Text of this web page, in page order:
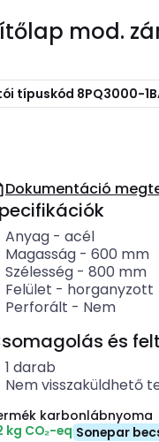
mod.
típuskód 8PQ3000-
Dokumentáció
Anyag- acél
Magasság- 600 mm
Szélesség- 800 mm
Felület - horganyzott
Perforált - Nem
és
1 darab
Nem visszaküldhető
karbonlábnyoma
kg CO₂-eq Sonepar